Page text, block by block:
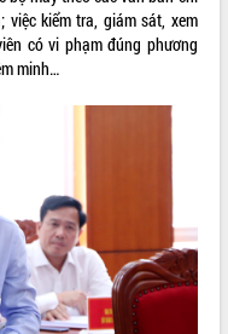
kiểm tra, giám sát, xem
có vi phạm đúng phương
minh…